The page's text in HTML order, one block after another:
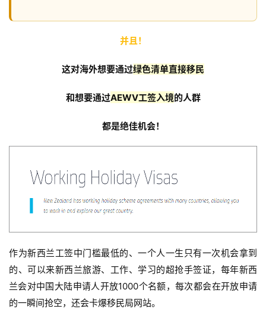
并且！
这对海外想要通过绿色清单直接移民
和想要通过AEWV工签入境的人群
都是绝佳机会！
作为新西兰工签中门槛最低的、一个人一生只有一次机会拿到
的、可以来新西兰旅游、工作、学习的超抢手签证，每年新西
兰会对中国大陆申请人开放1000个名额，每次都会在开放申请
的一瞬间抢空，还会卡爆移民局网站。